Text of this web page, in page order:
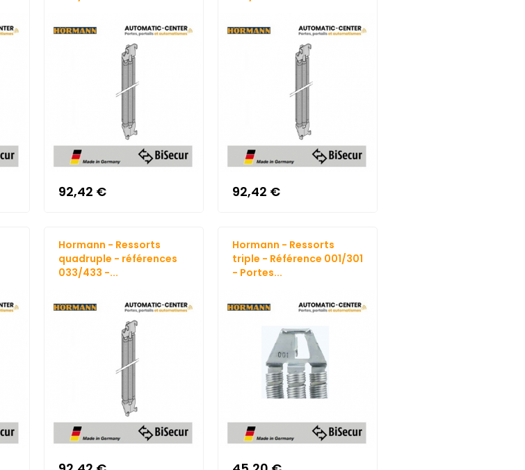
92,42 € 92,42 €
Hormann - Ressorts
quadruple - références
033/433 -...
Hormann - Ressorts
triple - Référence 001/301
- Portes...